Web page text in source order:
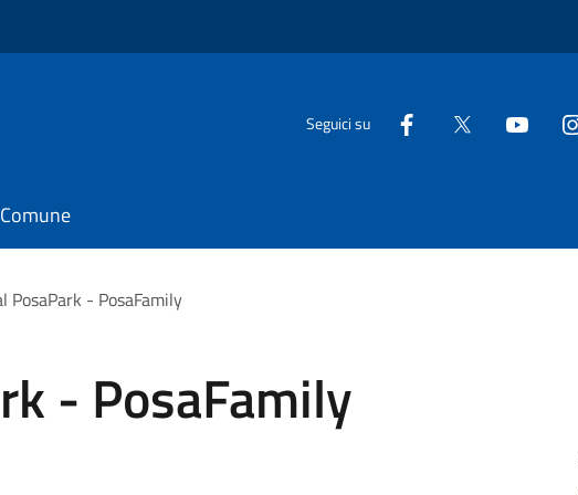
Seguici su
PosaPark - PosaFamily
- PosaFamily